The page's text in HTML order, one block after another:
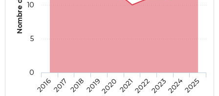
20162017 20182019202020212022202320242025
0
5
10